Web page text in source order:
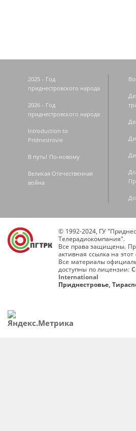
2025 - Год
приднестровского народа
2026 - Год
приднестровского народа
Introduction to
Pridnestrovie
В путь! По-новому
Великая Отечественная
война
© 1992-2024, ГУ
Телерадиокомпания".
Все права защищены.
активная ссылка на этот
Все материалы
доступны по лицензии:
International
Приднестровье,